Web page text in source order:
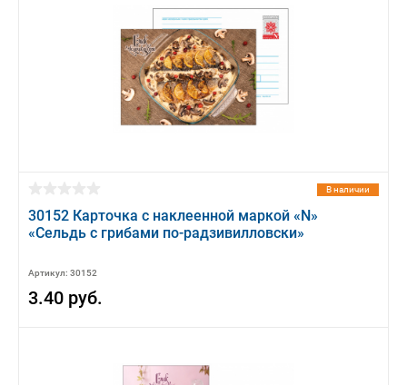
В наличии
30152 Карточка с наклеенной маркой «N»
«Сельдь с грибами по-радзивилловски»
Артикул: 30152
3.40 руб.